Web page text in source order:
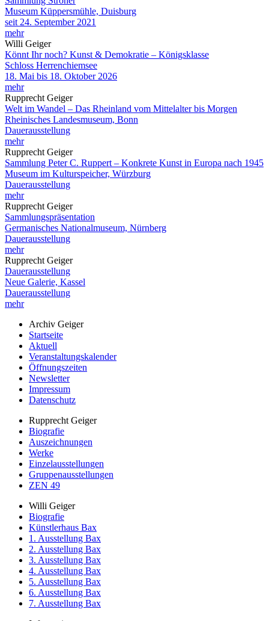
Museum Küppersmühle, Duisburg
seit 24. September 2021
mehr
Willi Geiger
Könnt Ihr noch? Kunst & Demokratie – Königsklasse
Schloss Herrenchiemsee
18. Mai bis 18. Oktober 2026
mehr
Rupprecht Geiger
Welt im Wandel – Das Rheinland vom Mittelalter bis Morgen
Rheinisches Landesmuseum, Bonn
Dauerausstellung
mehr
Rupprecht Geiger
Sammlung Peter C. Ruppert – Konkrete Kunst in Europa nach 1945
Museum im Kulturspeicher, Würzburg
Dauerausstellung
mehr
Rupprecht Geiger
Sammlungspräsentation
Germanisches Nationalmuseum, Nürnberg
Dauerausstellung
mehr
Rupprecht Geiger
Dauerausstellung
Neue Galerie, Kassel
Dauerausstellung
mehr
Archiv Geiger
Startseite
Aktuell
Veranstaltungskalender
Öffnungszeiten
Newsletter
Impressum
Datenschutz
Rupprecht Geiger
Biografie
Auszeichnungen
Werke
Einzelausstellungen
Gruppenausstellungen
ZEN 49
Willi Geiger
Biografie
Künstlerhaus Bax
1. Ausstellung Bax
2. Ausstellung Bax
3. Ausstellung Bax
4. Ausstellung Bax
5. Ausstellung Bax
6. Ausstellung Bax
7. Ausstellung Bax